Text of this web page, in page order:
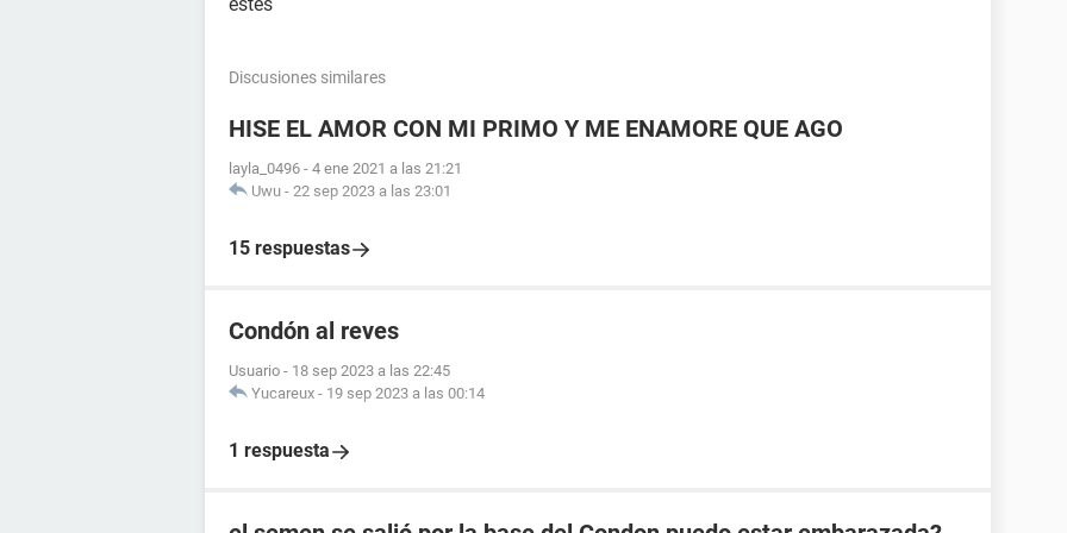
Discusiones similares
HISE EL AMOR CON MI PRIMO Y ME ENAMORE QUE AGO
layla_0496 - 4 ene 2021 a las 21:21
Uwu - 22 sep 2023 a las 23:01
15 respuestas
Condón al reves
Usuario - 18 sep 2023 a las 22:45
Yucareux - 19 sep 2023 a las 00:14
1 respuesta